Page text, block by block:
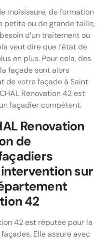
moisissure, de formation
petite ou de grande taille,
d’un traitement ou
veut dire que l’état de
en plus. Pour cela, des
façade sont alors
de votre façade à Saint
Renovation 42 est
façadier compétent.
Renovation
de
sur
42
42 est réputée pour la
Elle assure avec